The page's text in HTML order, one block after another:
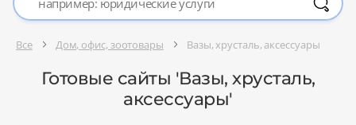
Все Дом, офис, зоотовары Вазы, хрусталь, аксессуары
Готовые сайты 'Вазы, хрусталь,
аксессуары'